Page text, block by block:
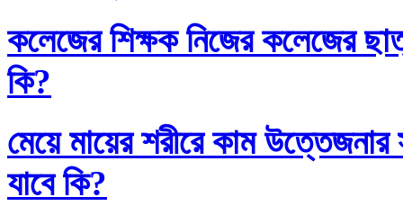
কলেজের শিক্ষক নিজের কলেজের
কি?
মেয়ে মায়ের শরীরে কাম উত্তেজনার
যাবে কি?